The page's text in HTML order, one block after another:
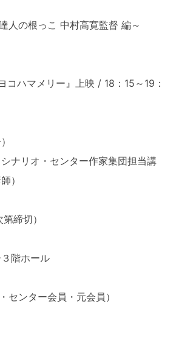
人の根っこ 中村高寛監督 編～
コハマメリー』上映 / 18：15～19：
ナリオ・センター作家集団担当講
）
締切）
階ホール
センター会員・元会員）